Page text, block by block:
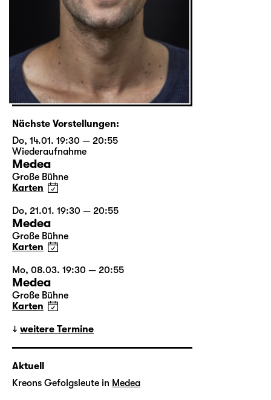
Nächste Vorstellungen:
Do, 14.01. 19:30 — 20:55
Wiederaufnahme
Medea
Große Bühne
Karten
Do, 21.01. 19:30 — 20:55
Medea
Große Bühne
Karten
Mo, 08.03. 19:30 — 20:55
Medea
Große Bühne
Karten
weitere Termine
Aktuell
Kreons Gefolgsleute in Medea